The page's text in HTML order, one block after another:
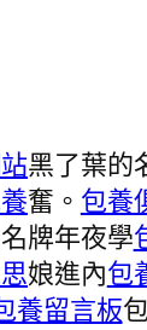
黑了葉的
奮。 包養
牌年夜學
娘進內包
養留言板